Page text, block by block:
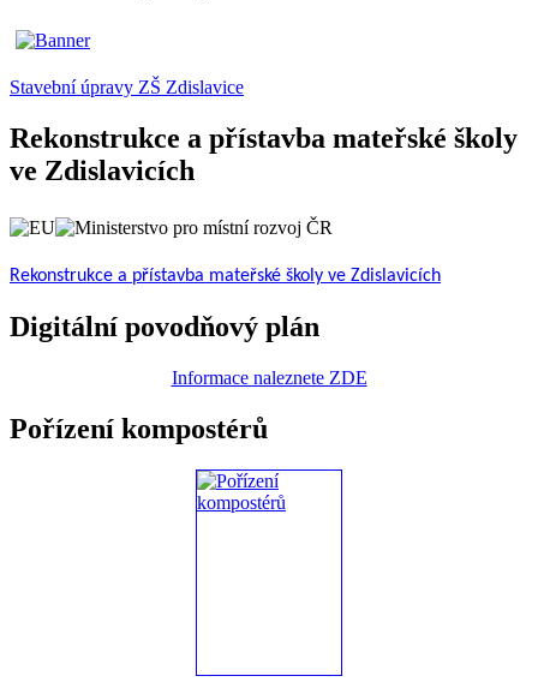
Stavební úpravy ZŠ Zdislavice
Rekonstrukce a přístavba mateřské školy
ve Zdislavicích
Rekonstrukce a přístavba mateřské školy ve Zdislavicích
Digitální povodňový plán
Informace naleznete ZDE
Pořízení kompostérů